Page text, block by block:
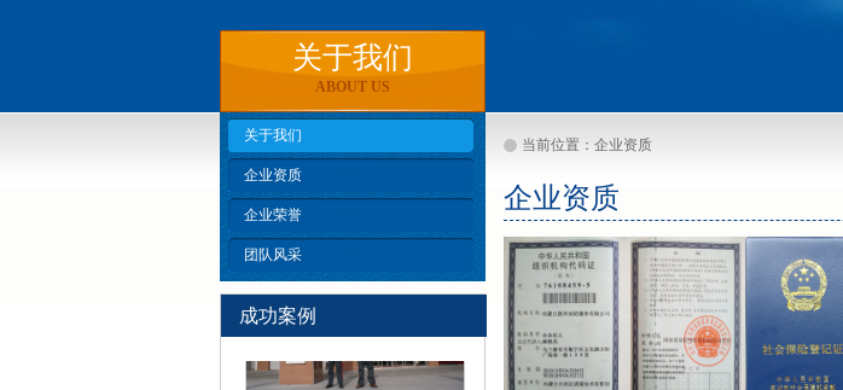
关于我们
ABOUT US
关于我们
企业资质
企业荣誉
团队风采
成功案例
当前位置：企业资质
企业资质